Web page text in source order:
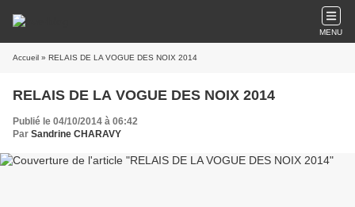
MENU
Accueil » RELAIS DE LA VOGUE DES NOIX 2014
RELAIS DE LA VOGUE DES NOIX 2014
Publié le 04/10/2014 à 06:42
Par Sandrine CHARAVY